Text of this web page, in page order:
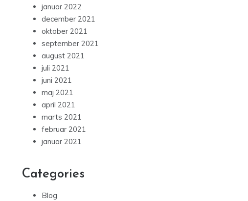
januar 2022
december 2021
oktober 2021
september 2021
august 2021
juli 2021
juni 2021
maj 2021
april 2021
marts 2021
februar 2021
januar 2021
Categories
Blog